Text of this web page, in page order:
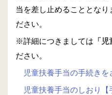
当を差し止めることとなり
ださい。
※詳細につきましては 「
ださい。
児童扶養手当の手続き
児童扶養手当のしおり